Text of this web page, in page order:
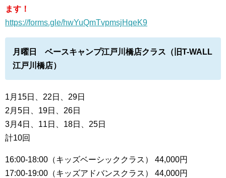
ます！
https://forms.gle/hwYuQmTvpmsjHqeK9
月曜日 ベースキャンプ江戸川橋店クラス（旧T-WALL
江戸川橋店）
1月15日、22日、29日
2月5日、19日、26日
3月4日、11日、18日、25日
計10回
16:00-18:00（キッズベーシッククラス） 44,000円
17:00-19:00（キッズアドバンスクラス） 44,000円